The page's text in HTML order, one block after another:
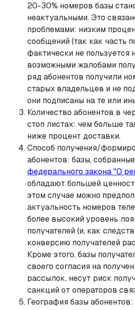
20-30% номеров базы
неактуальными. Это
проблемами: низким
сообщений (так как часть
фактически не пользуется
возможными жалобами
ряд абонентов получили
старых владельцев и не
они подписаны на те или
Количество абонентов в
стоп листах: чем больше
ниже процент доставки.
Способ получения/
абонентов: базы,
федерального закона "О
обладают большей
этом случае можно
актуальность номеров
более высокий уровень
получателей (и, как
конверсию получателей
Кроме этого, базы
своего согласия на
рассылок, несут риск
санкций от операторов
География базы